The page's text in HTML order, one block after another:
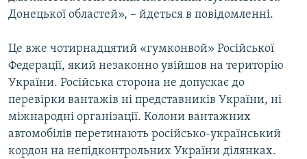
Донецької областей», – йдеться в повідомленні.
Це вже чотирнадцятий «гумконвой» Російської
Федерації, який незаконно увійшов на територію
України. Російська сторона не допускає до
перевірки вантажів ні представників України, ні
міжнародні організації. Колони вантажних
автомобілів перетинають російсько-український
кордон на непідконтрольних України ділянках.